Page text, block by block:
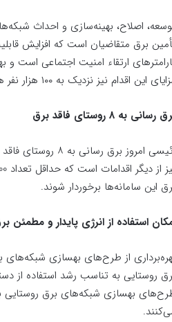
اصلاح، بهینه‌سازی و احداث
برق متقاضیان است که افزایش
ارتقاء امنیت اجتماعی است و
این اقدام نیز نزدیک به ۱۰۰ هزار نفر هستند.
رسانی به 8 روستای فاقد برق
این سامانه‌ها برخوردار شوند.
استفاده از انرژی پایدار و مطمئن برق برای 2 هزار
روستایی به تناسب رشد استفاده از